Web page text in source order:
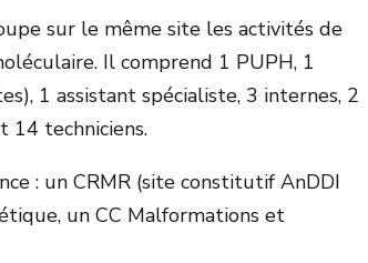
sur le même site les activités de
Il comprend 1 PUPH, 1
1 assistant spécialiste, 3 internes, 2
14 techniciens.
: un CRMR (site constitutif AnDDI
un CC Malformations et